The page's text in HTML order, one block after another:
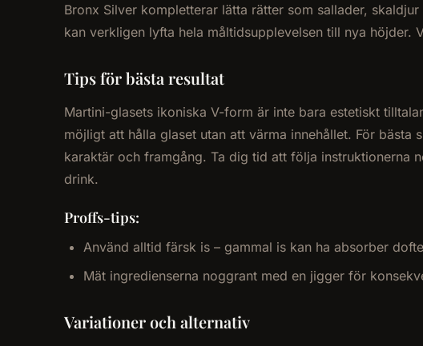
Bronx Silver kompletterar lätta rätter som sallader,
kan verkligen lyfta hela måltidsupplevelsen till nya
Tips för bästa resultat
Martini-glasets ikoniska V-form är inte bara estetiskt
möjligt att hålla glaset utan att värma innehållet. För
karaktär och framgång. Ta dig tid att följa instruktionerna
drink.
Proffs-tips:
Använd alltid färsk is – gammal is kan ha absorber
Mät ingredienserna noggrant med en jigger för
Variationer och alternativ